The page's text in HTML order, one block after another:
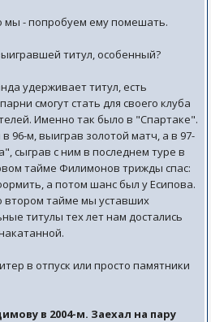
мы - попробуем ему помешать.
титул, особенный?
удерживает титул, есть
смогут стать для своего клуба
Именно так было в "Спартаке".
96-м, выиграв золотой матч, а в 97-
сыграв с ним в последнем туре в
тайме Филимонов трижды спас:
а потом шанс был у Есипова.
втором тайме мы уставших
титулы тех лет нам достались
в отпуск или просто памятники
в 2004-м. Заехал на пару